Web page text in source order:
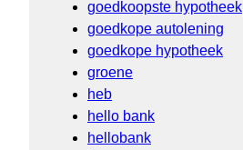
goedkoopste hypotheek
goedkope autolening
goedkope hypotheek
groene
heb
hello bank
hellobank